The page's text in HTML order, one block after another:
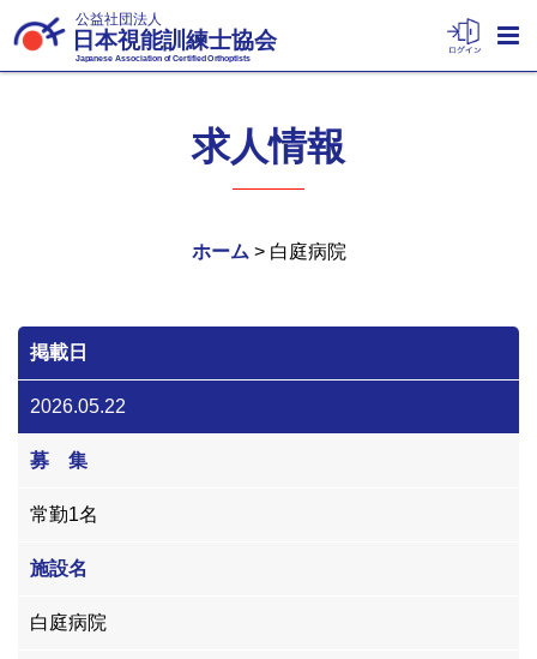
公益社団法人
日本視能訓練士協会
Japanese Association of Certified Orthoptists
求人情報
ホーム > 白庭病院
掲載日
2026.05.22
募 集
常勤1名
施設名
白庭病院